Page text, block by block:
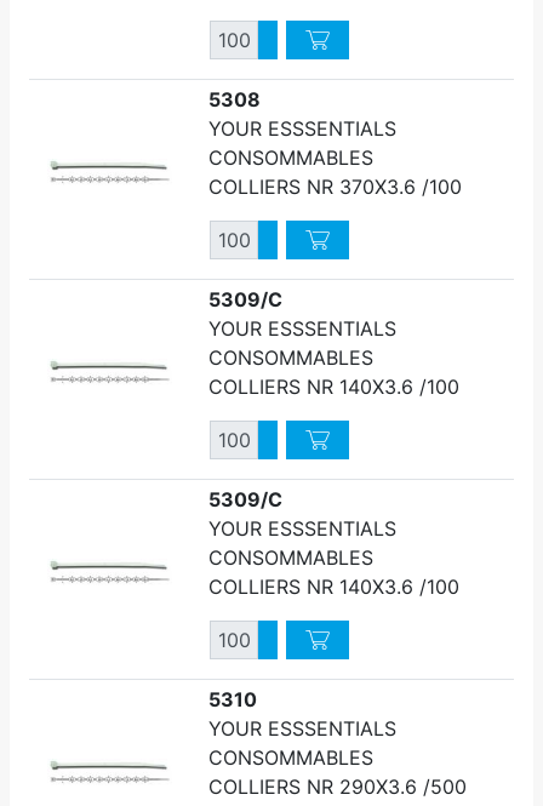
QuantitéAugmenter quantité
Diminuer quantité
5308
YOUR ESSSENTIALS
CONSOMMABLES
COLLIERS NR 370X3.6 /100
QuantitéAugmenter quantité
Diminuer quantité
5309/C
YOUR ESSSENTIALS
CONSOMMABLES
COLLIERS NR 140X3.6 /100
QuantitéAugmenter quantité
Diminuer quantité
5309/C
YOUR ESSSENTIALS
CONSOMMABLES
COLLIERS NR 140X3.6 /100
QuantitéAugmenter quantité
Diminuer quantité
5310
YOUR ESSSENTIALS
CONSOMMABLES
COLLIERS NR 290X3.6 /500